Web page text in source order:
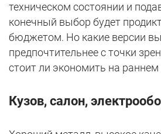
техническом состоянии и
конечный выбор будет
бюджетом. Но какие версии
предпочтительнее с точки
стоит ли экономить на раннем
Кузов, салон,